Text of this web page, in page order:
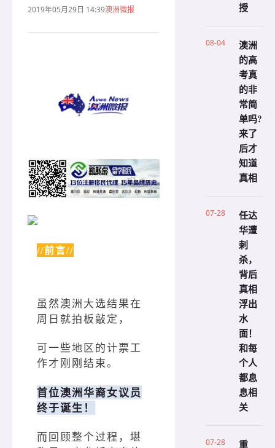
2019年05月29日 14:39澳洲微报
//前言//
虽然澳洲大选结果在
周日就拍板敲定，
可一些地区的计票工
作才刚刚结束。
首位澳洲华裔女议员
终于诞生！
而回顾整个过程，堪
授
08-04
澳洲
的高
考真
的非
常简
单吗?
来了
后才
知道
真相
07-28
任达
华遭
刺
杀，
背后
真相
浮出
水
面！
和每
个人
都息
息相
关
07-28
重